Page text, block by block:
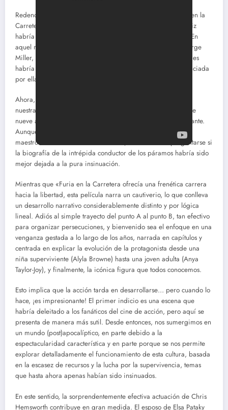
Redención. susurraba Charlize Theron en «Mad Max: Furia en la
Carretera cuando Tom Hardy (a quien, sospechamos, la actriz
habría disfrutado golpear) le preguntaba por sus objetivos. En
aquel momento, bajo el frenesí infernal orquestado por George
Miller, muchos espectadores nos preguntamos qué atrocidades
habría cometido su personaje para que esa palabra, pronunciada
por ella, resonara de esa manera.
Ahora, con «Furiosa, es el momento de obtener respuestas a
nuestras interrogantes, y algunos de nosotros, cautivados hace
nueve años, ingresamos en la sala con una inquietud expectante.
Aunque el director australiano tiene la reputación de ser un
maestro en la creación de atmósferas, era inevitable preguntarse si
la biografía de la intrépida conductor de los páramos habría sido
mejor dejada a la pura insinuación.
Mientras que «Furia en la Carretera ofrecía una frenética carrera
hacia la libertad, esta película narra un cautiverio, lo que conlleva
un desarrollo narrativo considerablemente distinto y por lógica
lineal. Adiós al simple trayecto del punto A al punto B, tan efectivo
para organizar persecuciones, y bienvenido sea el enfoque en una
venganza gestada a lo largo de los años, narrada en capítulos y
centrada en explicar la evolución de la protagonista desde una
niña superviviente (Alyla Browne) hasta una joven adulta (Anya
Taylor-Joy), y finalmente, la icónica figura que todos conocemos.
Esto implica que la acción tarda en desarrollarse… pero cuando lo
hace, ¡es impresionante! El primer indicio es una escena que
habría deleitado a los fanáticos del cine de acción, pero aquí se
presenta de manera más sutil. Desde entonces, nos sumergimos en
un mundo (post)apocalíptico, en parte debido a la
espectacularidad característica y en parte porque se nos permite
explorar detalladamente el funcionamiento de esta cultura, basada
en la escasez de recursos y la lucha por la supervivencia, temas
que hasta ahora apenas habían sido insinuados.
En este sentido, la sorprendentemente efectiva actuación de Chris
Hemsworth contribuye en gran medida. El esposo de Elsa Pataky